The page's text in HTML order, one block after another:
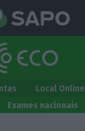
Local Online
Exames nacionais